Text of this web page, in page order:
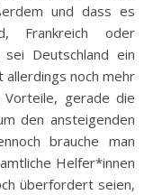
und dass es
Frankreich oder
Deutschland ein
allerdings noch mehr
gerade die
den ansteigenden
brauche man
Helfer*innen
überfordert seien,